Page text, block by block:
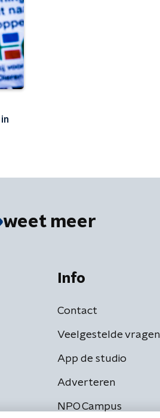
weet meer
Info
Contact
Veelgestelde vragen
App de studio
Adverteren
NPO Campus